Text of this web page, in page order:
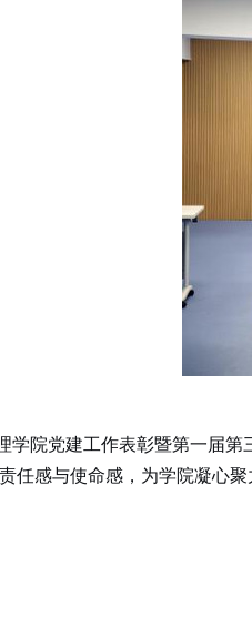
学院党建工作表彰暨第一届
任感与使命感，为学院凝心